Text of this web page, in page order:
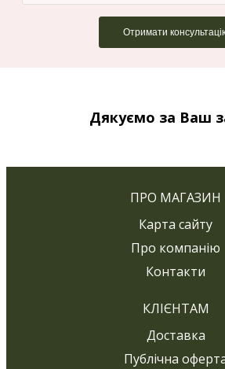
Дякуємо за Ваш
ПРО МАГАЗИН
Карта сайту
Про компанію
Контакти
КЛІЄНТАМ
Доставка
Публічна